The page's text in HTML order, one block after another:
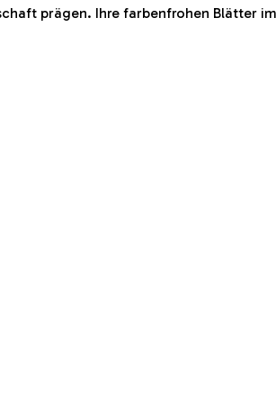
prägen. Ihre farbenfrohen Blätter